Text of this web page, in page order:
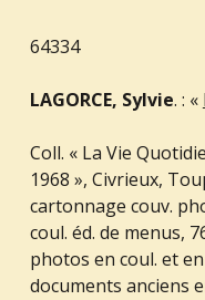
64334
LAGORCE, Sylvie. : «
Coll. « La Vie
1968 », Civrieux,
cartonnage couv.
coul. éd. de menus,
photos en coul. et
documents anciens